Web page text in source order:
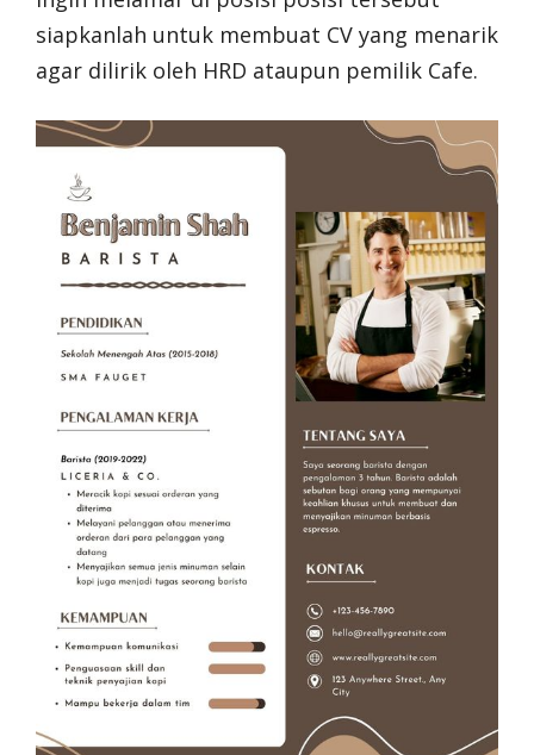
siapkanlah untuk membuat CV yang menarik
agar dilirik oleh HRD ataupun pemilik Cafe.